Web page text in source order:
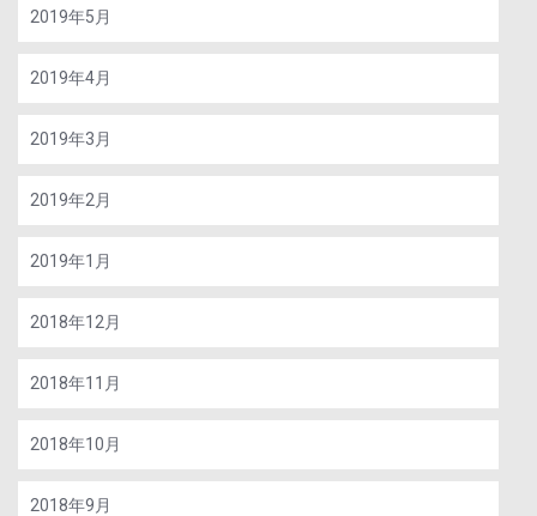
2019年5月
2019年4月
2019年3月
2019年2月
2019年1月
2018年12月
2018年11月
2018年10月
2018年9月